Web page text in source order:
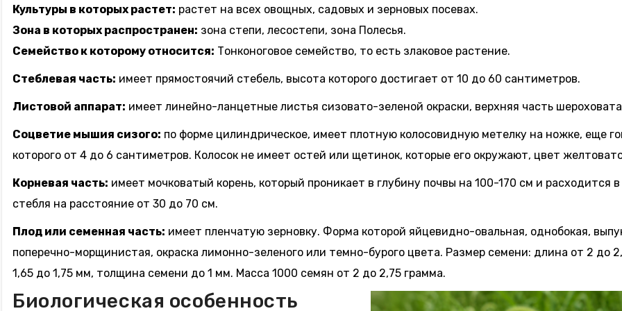
Культуры в которых растет: растет на всех овощных, садовых и зерновых посевах.
Зона в которых распространен: зона степи, лесостепи, зона Полесья.
Семейство к которому относится: Тонконоговое семейство, то есть злаковое растение.
Стеблевая часть: имеет прямостоячий стебель, высота которого достигает от 10 до 60 сантиметров.
Листовой аппарат: имеет линейно-ланцетные листья сизовато-зеленой окраски, верхняя часть
Соцветие мышия сизого: по форме цилиндрическое, имеет плотную колосовидную метелку на ножке, еще
которого от 4 до 6 сантиметров. Колосок не имеет остей или щетинок, которые его окружают, цвет
Корневая часть: имеет мочковатый корень, который проникает в глубину почвы на 100-170 см и расходится
стебля на расстояние от 30 до 70 см.
Плод или семенная часть: имеет пленчатую зерновку. Форма которой яйцевидно-овальная, однобокая,
поперечно-морщинистая, окраска лимонно-зеленого или темно-бурого цвета. Размер семени: длина от 2 до
1,65 до 1,75 мм, толщина семени до 1 мм. Масса 1000 семян от 2 до 2,75 грамма.
Биологическая особенность